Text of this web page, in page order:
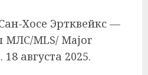
Хосе Эртквейкс —
МЛС/MLS/ Major
августа 2025.